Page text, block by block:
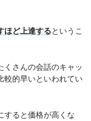
ほど上達するというこ
くさんの会話のキャッ
較的早いといわれてい
すると価格が高くな